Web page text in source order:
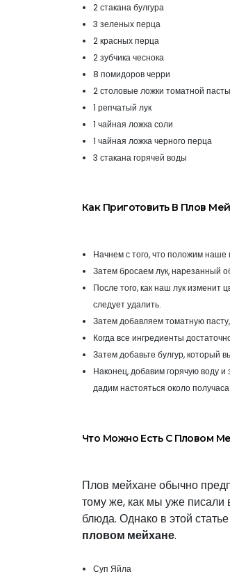
2 стакана булгура
3 зеленых перца
2 красных перца
2 зубчика чеснока
8 помидоров черри
2 столовые ложки томатной пасты
1 репчатый лук
1 чайная ложка соли
1 чайная ложка черного перца
3 стакана горячей воды
Как Приготовить В Плов
Начнем с того, что положим наше
Затем бросаем лук, нарезанный
После того, как наш лук изменит
следует удалить.
Затем добавляемтоматную
Когда все ингредиенты
Затем добавьте булгур,
Наконец, добавим горячую воду
дадим настояться около получаса.
Что Можно Есть С Пловом
Плов мейхане обычно
тому же, как мы уже писали
блюда. Однако в этой
пловом мейхане.
Суп Яйла